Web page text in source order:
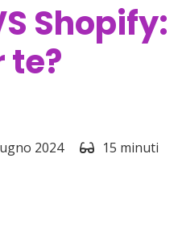
Shopify:
te?
2024 15 minuti